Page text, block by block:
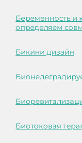
Беременность и
определяем
Бикини дизайн
Биотоковая